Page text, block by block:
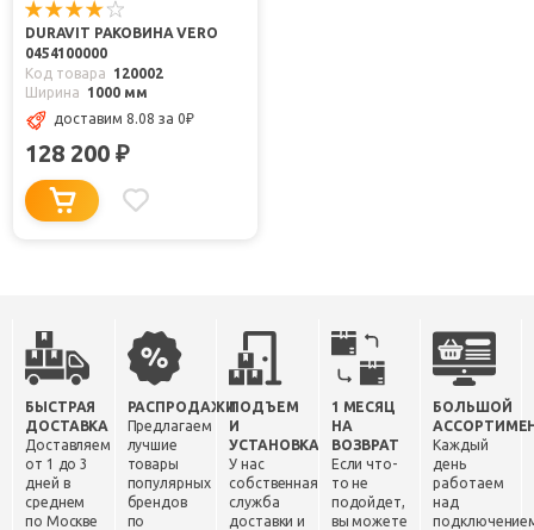
DURAVIT РАКОВИНА VERO
0454100000
Код товара
120002
Ширина
1000 мм
доставим 8.08 за 0₽
128 200 ₽
БЫСТРАЯ
ДОСТАВКА
Доставляем
от 1 до 3
дней в
среднем
по Москве
РАСПРОДАЖИ
Предлагаем
лучшие
товары
популярных
брендов
по
ПОДЪЕМ
И
УСТАНОВКА
У нас
собственная
служба
доставки и
1 МЕСЯЦ
НА
ВОЗВРАТ
Если что-
то не
подойдет,
вы можете
БОЛЬШОЙ
Каждый
день
работаем
над